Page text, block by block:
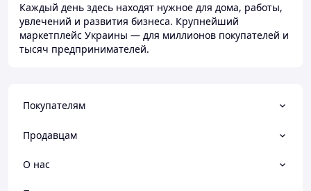
Каждый день здесь находят нужное для дома, работы,
увлечений и развития бизнеса. Крупнейший
маркетплейс Украины — для миллионов покупателей и
тысяч предпринимателей.
Покупателям
Продавцам
О нас